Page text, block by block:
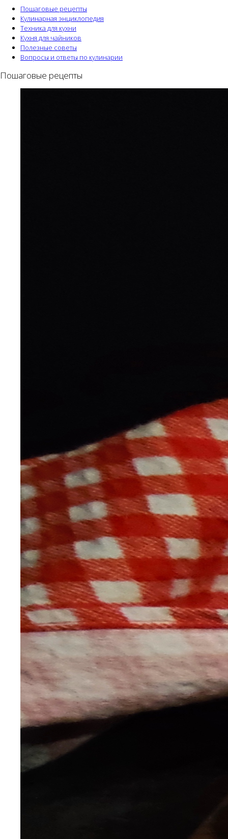
Пошаговые рецепты
Кулинарная энциклопедия
Техника для кухни
Кухня для чайников
Полезные советы
Вопросы и ответы по кулинарии
Пошаговые рецепты